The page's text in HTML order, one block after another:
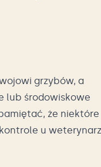
grzybów, a
lub środowiskowe
że niektóre
u